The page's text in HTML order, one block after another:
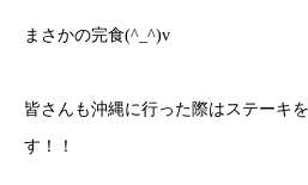
まさかの完食(^_^)v
皆さんも沖縄に行った際はステーキ
す！！